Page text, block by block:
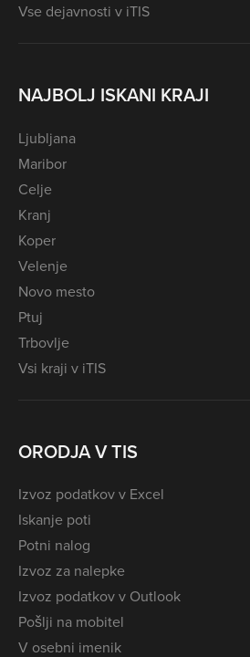
Vse dejavnosti v iTIS
NAJBOLJ ISKANI KRAJI
Ljubljana
Maribor
Celje
Kranj
Koper
Velenje
Novo mesto
Ptuj
Trbovlje
Vsi kraji v iTIS
ORODJA V TIS
Izvoz podatkov v Excel
Iskanje poti
Potni nalog
Izvoz za nalepke
Izvoz podatkov v Outlook
Pošlji na mobitel
V osebni imenik